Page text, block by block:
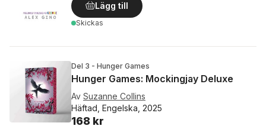
Lägg till
Skickas
Del 3 - Hunger Games
Hunger Games: Mockingjay Deluxe
Av Suzanne Collins
Häftad, Engelska, 2025
168 kr